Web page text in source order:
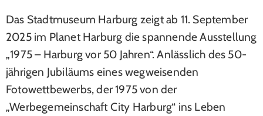
Das Stadtmuseum Harburg zeigt ab 11. September
2025 im Planet Harburg die spannende Ausstellung
„1975 – Harburg vor 50 Jahren“. Anlässlich des 50-
jährigen Jubiläums eines wegweisenden
Fotowettbewerbs, der 1975 von der
„Werbegemeinschaft City Harburg“ ins Leben